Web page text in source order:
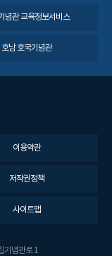
념관 교육정보서비스
호남 호국기념관
이용약관
저작권정책
사이트맵
기념관로 1